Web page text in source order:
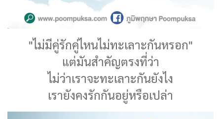
"ไม่มีคู่รักคู่ไหนไม่ทะเลาะกันหรอก"
แต่มันสำคัญตรงที่ว่า
ไม่ว่าเราจะทะเลาะกันยังไง
เรายังคงรักกันอยู่หรือเปล่า